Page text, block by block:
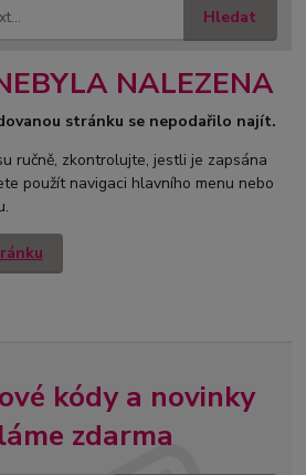
Hledat
NALEZENA
stránku se nepodařilo najít.
ručně, zkontrolujte, jestli je zapsána
použít navigaci hlavního menu nebo
kódy a novinky
zdarma